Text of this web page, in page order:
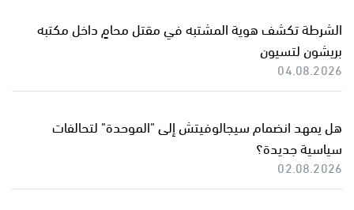
الشرطة تكشف هوية المشتبه في مقتل محامٍ داخل مكتبه
بريشون لتسيون
04.08.2026
هل يمهد انضمام سيجالوفيتش إلى "الموحدة" لتحالفات
سياسية جديدة؟
02.08.2026